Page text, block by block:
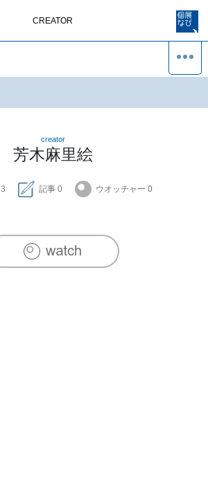
CREATOR
creator
芳木麻里絵
3 記事 0 ウオッチャー 0